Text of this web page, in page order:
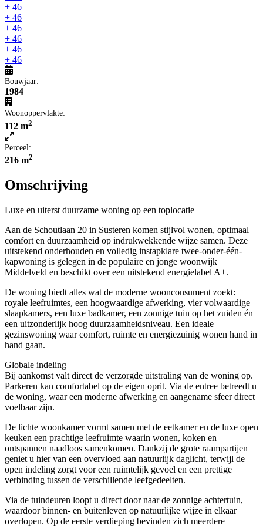
+ 46
+ 46
+ 46
+ 46
+ 46
+ 46
Bouwjaar:
1984
Woonoppervlakte:
112 m2
Perceel:
216 m2
Omschrijving
Luxe en uiterst duurzame woning op een toplocatie
Aan de Schoutlaan 20 in Susteren komen stijlvol wonen, optimaal
comfort en duurzaamheid op indrukwekkende wijze samen. Deze
uitstekend onderhouden en volledig instapklare twee-onder-één-
kapwoning is gelegen in de populaire en jonge woonwijk
Middelveld en beschikt over een uitstekend energielabel A+.
De woning biedt alles wat de moderne woonconsument zoekt:
royale leefruimtes, een hoogwaardige afwerking, vier volwaardige
slaapkamers, een luxe badkamer, een zonnige tuin op het zuiden én
een uitzonderlijk hoog duurzaamheidsniveau. Een ideale
gezinswoning waar comfort, ruimte en energiezuinig wonen hand in
hand gaan.
Globale indeling
Bij aankomst valt direct de verzorgde uitstraling van de woning op.
Parkeren kan comfortabel op de eigen oprit. Via de entree betreedt u
de woning, waar een moderne afwerking en aangename sfeer direct
voelbaar zijn.
De lichte woonkamer vormt samen met de eetkamer en de luxe open
keuken een prachtige leefruimte waarin wonen, koken en
ontspannen naadloos samenkomen. Dankzij de grote raampartijen
geniet u hier van een overvloed aan natuurlijk daglicht, terwijl de
open indeling zorgt voor een ruimtelijk gevoel en een prettige
verbinding tussen de verschillende leefgedeelten.
Via de tuindeuren loopt u direct door naar de zonnige achtertuin,
waardoor binnen- en buitenleven op natuurlijke wijze in elkaar
overlopen. Op de eerste verdieping bevinden zich meerdere